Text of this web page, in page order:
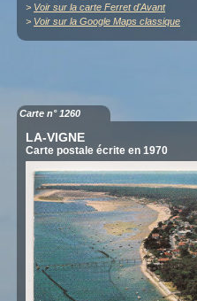
> Voir sur la carte Ferret d'Avant
> Voir sur la Google Maps classique
Carte n° 1260
LA-VIGNE
Carte postale écrite en 1970